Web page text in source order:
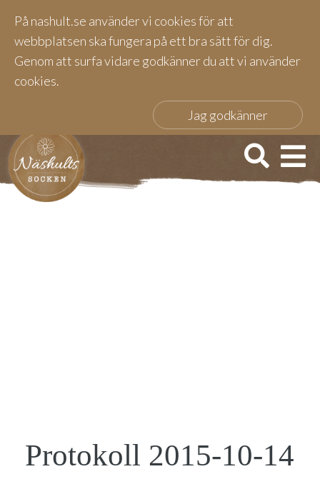
På nashult.se använder vi cookies för att
webbplatsen ska fungera på ett bra sätt för dig.
Genom att surfa vidare godkänner du att vi använder
cookies.
Jag godkänner
Protokoll 2015-10-14